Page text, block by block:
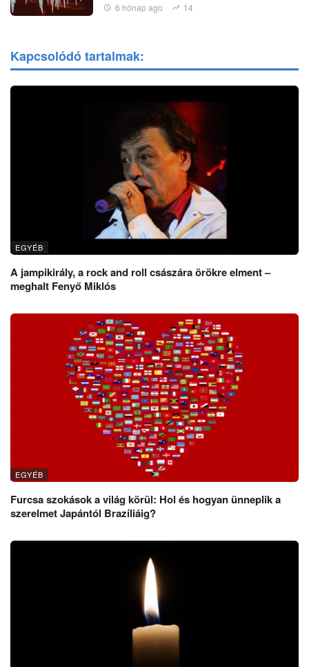
6 hónap ago 14
Kapcsolódó tartalmak:
EGYÉB
A jampikirály, a rock and roll császára örökre elment –
meghalt Fenyő Miklós
EGYÉB
Furcsa szokások a világ körül: Hol és hogyan ünneplik a
szerelmet Japántól Brazíliáig?